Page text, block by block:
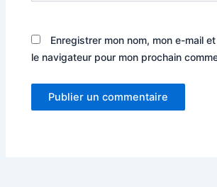
Enregistrer mon nom, mon e-mail
le navigateur pour mon prochain